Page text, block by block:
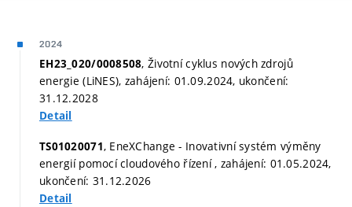
2024
EH23_020/0008508, Životní cyklus nových zdrojů
energie (LiNES), zahájení: 01.09.2024, ukončení:
31.12.2028
Detail
TS01020071, EneXChange - Inovativní systém výměny
energií pomocí cloudového řízení , zahájení: 01.05.2024,
ukončení: 31.12.2026
Detail